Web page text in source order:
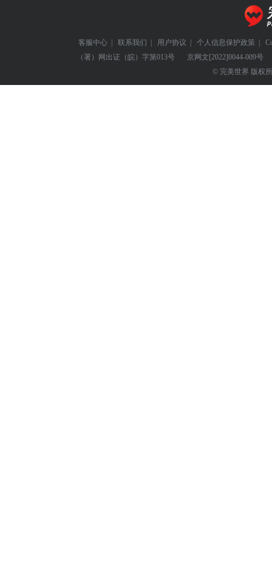
客服中心 | 联系我们 | 用户协议 | 个人信息保护政策 |
（署）网出证（皖）字第013号
京网文[2022]0044-009号
© 完美世界 版权所